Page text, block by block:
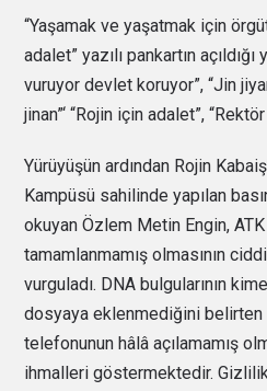
“Yaşamak ve yaşatmak için
adalet” yazılı pankartın
vuruyor devlet koruyor”, “Jin
jinan”‘ “Rojin için adalet”,
Yürüyüşün ardından Rojin
Kampüsü sahilinde yapılan
okuyan Özlem Metin Engin,
tamamlanmamış olmasının
vurguladı. DNA bulgularının
dosyaya eklenmediğini belirten
telefonunun hâlâ açılamamış
ihmalleri göstermektedir. Gizlilik